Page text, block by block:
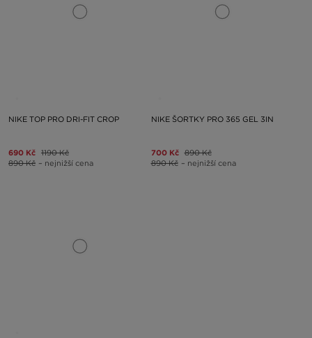
NIKE TOP PRO DRI-FIT CROP
690 Kč 1190 Kč
890 Kč – nejnižší cena
NIKE ŠORTKY PRO 365 GEL 3IN
700 Kč 890 Kč
890 Kč – nejnižší cena